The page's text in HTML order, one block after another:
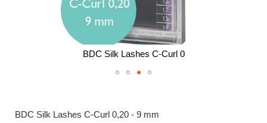
BDC Silk Lashes C-Curl 0
der
BDC Silk Lashes C-Curl 0,20 - 9 mm